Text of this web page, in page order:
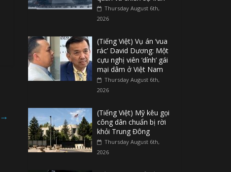
→
Thursday August 6th,
2026
(Tiếng Việt) Vụ án ‘vua
rác’ David Dương: Một
cựu nghị viên ‘dính’ gái
mại dâm ở Việt Nam
Thursday August 6th,
2026
(Tiếng Việt) Mỹ kêu gọi
công dân chuẩn bị rời
khỏi Trung Đông
Thursday August 6th,
2026